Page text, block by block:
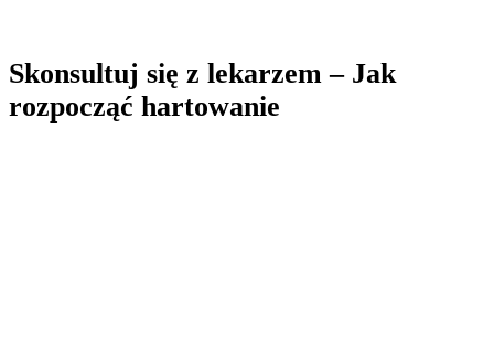
Skonsultuj się z lekarzem – Jak
rozpocząć hartowanie